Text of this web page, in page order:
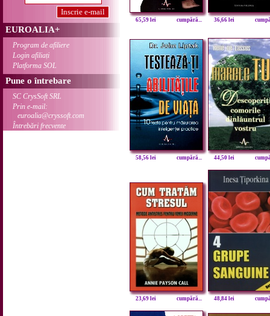
EUROALIA+
Program de afiliere
Login afiliați
Platforma SOL
Pune o întrebare
SC CrysSoft SRL
Prin e-mail:
euroalia@cryssoft.com
Întrebări frecvente
65,59 lei cumpără... 36,66 lei
58,56 lei cumpără... 44,50 lei
23,69 lei cumpără... 48,84 lei